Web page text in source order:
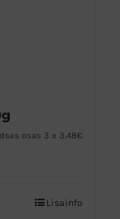
osas 3 x 3.48€
Lisainfo